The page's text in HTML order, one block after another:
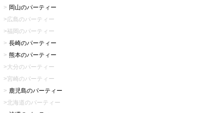
岡山のパーティー
広島のパーティー
福岡のパーティー
長崎のパーティー
熊本のパーティー
大分のパーティー
宮崎のパーティー
鹿児島のパーティー
北海道のパーティー